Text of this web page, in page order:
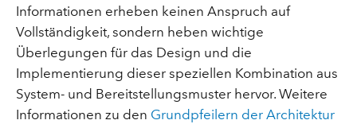
Informationen erheben keinen Anspruch auf
Vollständigkeit, sondern heben wichtige
Überlegungen für das Design und die
Implementierung dieser speziellen Kombination aus
System- und Bereitstellungsmuster hervor. Weitere
Informationen zu den Grundpfeilern der Architektur